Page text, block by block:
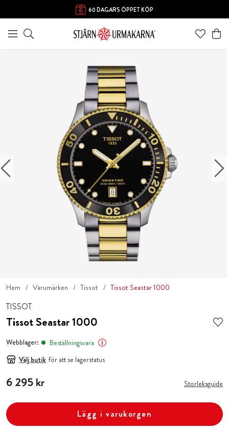
60 DAGARS ÖPPET KÖP
Hem Varumärken Tissot Tissot Seastar 1000
TISSOT
Tissot Seastar 1000
Webblager:
Beställningsvara
Välj butik för att se lagerstatus
Pris:6 295 kr
6 295 kr Storleksguide
Lägg i varukorgen